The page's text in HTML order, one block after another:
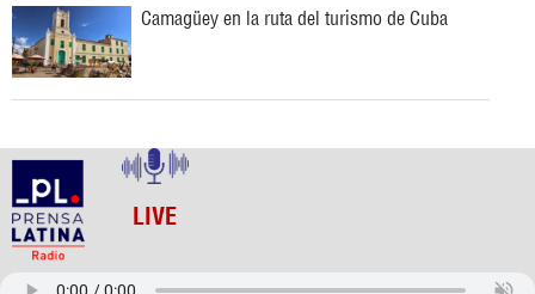
Camagüey en la ruta del turismo de Cuba
LIVE